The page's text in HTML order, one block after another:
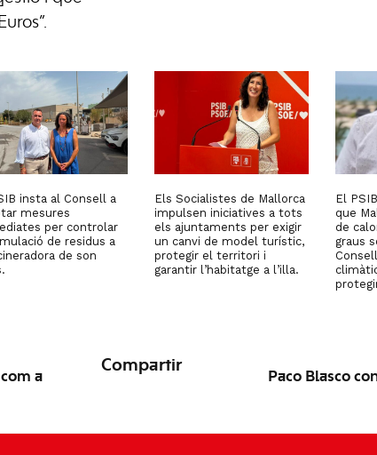
insta al Consell a
mesures
per controlar
de residus a
de son
Els Socialistes de Mallorca
impulsen iniciatives a tots
els ajuntaments per exigir
un canvi de model turístic,
protegir el territori i
garantir l’habitatge a l’illa.
El
que
de
graus
a
Compartir
Paco Blasco